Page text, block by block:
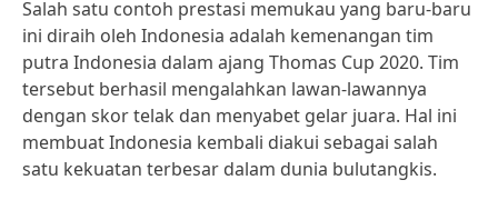
Salah satu contoh prestasi memukau yang baru-baru
ini diraih oleh Indonesia adalah kemenangan tim
putra Indonesia dalam ajang Thomas Cup 2020. Tim
tersebut berhasil mengalahkan lawan-lawannya
dengan skor telak dan menyabet gelar juara. Hal ini
membuat Indonesia kembali diakui sebagai salah
satu kekuatan terbesar dalam dunia bulutangkis.